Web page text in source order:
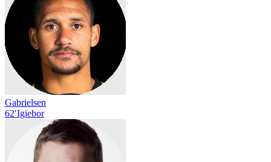
Gabrielsen
62′Igiebor